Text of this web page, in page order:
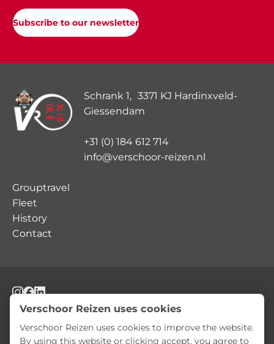
Subscribe to our newsletter
Schrank 1, 3371 KJ Hardinxveld-
Giessendam
+31 (0) 184 612 714
info@verschoor-reizen.nl
Grouptravel
Fleet
History
Contact
Privacy Statement Terms and Conditions
Verschoor Reizen uses cookies
Verschoor Reizen uses cookies to improve the website.
By using this website or clicking accept, you agree to